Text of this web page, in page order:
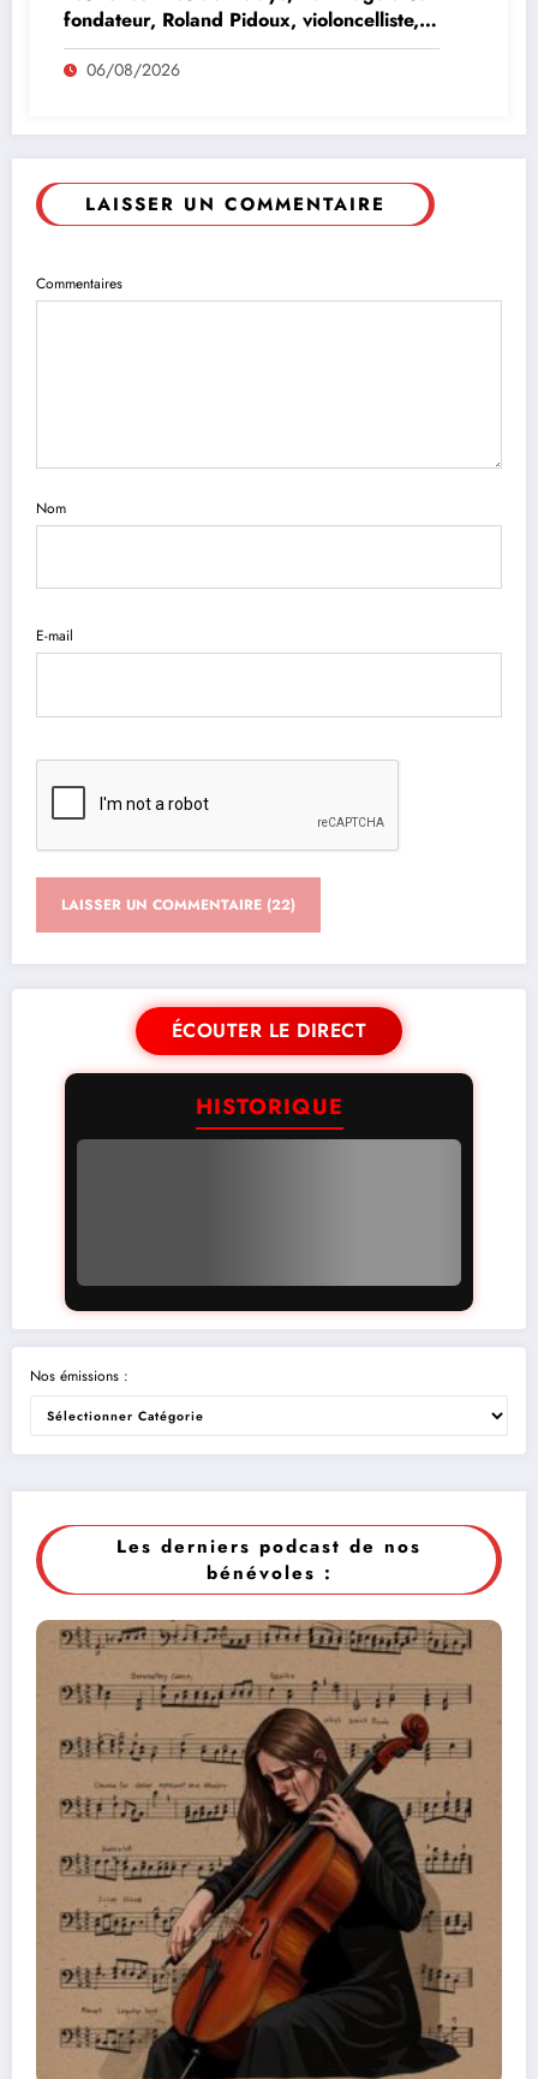
fondateur, Roland Pidoux, violoncelliste,
le vendredi 07 août 2026
06/08/2026
LAISSER UN COMMENTAIRE
Commentaires
Nom
E-mail
ÉCOUTER LE DIRECT
HISTORIQUE
Nos émissions :
Les derniers podcast de nos
bénévoles :